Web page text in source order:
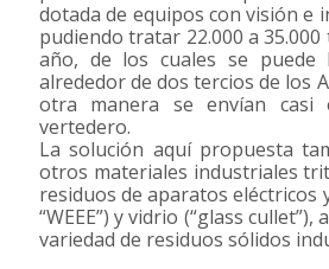
dotada de equipos con visión e
pudiendo tratar 22.000 a 35.000
año, de los cuales se puede
alrededor de dos tercios de los
otra manera se envían
vertedero.
La solución aquí propuesta
otros materiales industriales
residuos de aparatos eléctricos
“WEEE”) y vidrio (“glass
variedad de residuos sólidos